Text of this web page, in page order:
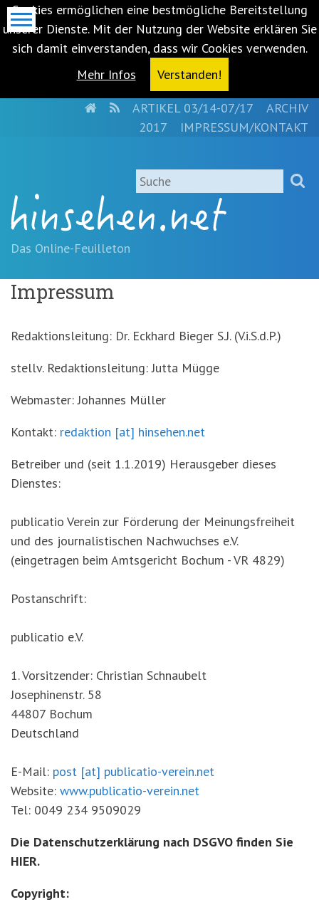
Cookies ermöglichen eine bestmögliche Bereitstellung
unserer Dienste. Mit der Nutzung der Website erklären Sie
sich damit einverstanden, dass wir Cookies verwenden.
Mehr Infos
Verstanden!
springen
(Accesskey
'1')Zur
springen
(Accesskey
Suche
(Accesskey
'2')
HOMERSSARTIKEL 03/14-07/17
ARCHIV
2017
IMPRESSUM/KONTAKT
Suche
Das Online-Feuilleton
Impressum
Redaktionsleitung: Dr. Eckhard Bieger S.J. (V.i.S.d.P.)
stellv. Redaktionsleitung: Jutta Mügge
Webmaster: Johannes Müller
Kontakt: redaktion [at] hinsehen.net
Betreiber und (seit 1.1.2019) Herausgeber dieses
Dienstes:
publicatio Verein zur Förderung der Meinungsfreiheit
und des journalistischen Nachwuchses e.V.
(eingetragen beim Amtsgericht Bochum - VR 4829)
Postanschrift:
publicatio e.V.
1. Vorsitzender: Christian Schnaubelt
Josephinenstr. 58
44807 Bochum
Deutschland
E-Mail: post [at] publicatio-verein.net
Website: www.publicatio-verein.net
Tel: 0049 234 9509029
Die Datenschutzerklärung nach DSGVO finden Sie
HIER.
Copyright: